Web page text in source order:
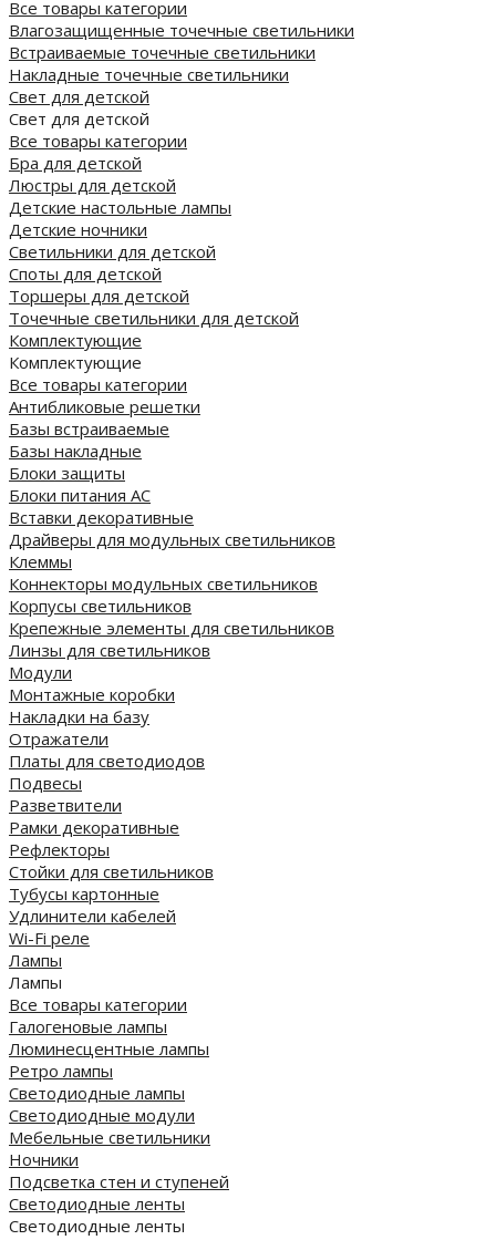
Все товары категории
Влагозащищенные точечные светильники
Встраиваемые точечные светильники
Накладные точечные светильники
Свет для детской
Свет для детской
Все товары категории
Бра для детской
Люстры для детской
Детские настольные лампы
Детские ночники
Светильники для детской
Споты для детской
Торшеры для детской
Точечные светильники для детской
Комплектующие
Комплектующие
Все товары категории
Антибликовые решетки
Базы встраиваемые
Базы накладные
Блоки защиты
Блоки питания AC
Вставки декоративные
Драйверы для модульных светильников
Клеммы
Коннекторы модульных светильников
Корпусы светильников
Крепежные элементы для светильников
Линзы для светильников
Модули
Монтажные коробки
Накладки на базу
Отражатели
Платы для светодиодов
Подвесы
Разветвители
Рамки декоративные
Рефлекторы
Стойки для светильников
Тубусы картонные
Удлинители кабелей
Wi-Fi реле
Лампы
Лампы
Все товары категории
Галогеновые лампы
Люминесцентные лампы
Ретро лампы
Светодиодные лампы
Светодиодные модули
Мебельные светильники
Ночники
Подсветка стен и ступеней
Светодиодные ленты
Светодиодные ленты